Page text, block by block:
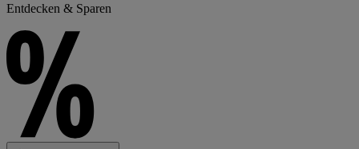
Entdecken & Sparen